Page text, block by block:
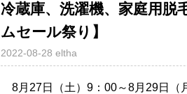
冷蔵庫、洗濯機、家庭用
ムセール祭り】
2022-08-28 eltha
8月27日（土）9：00～8月29日（